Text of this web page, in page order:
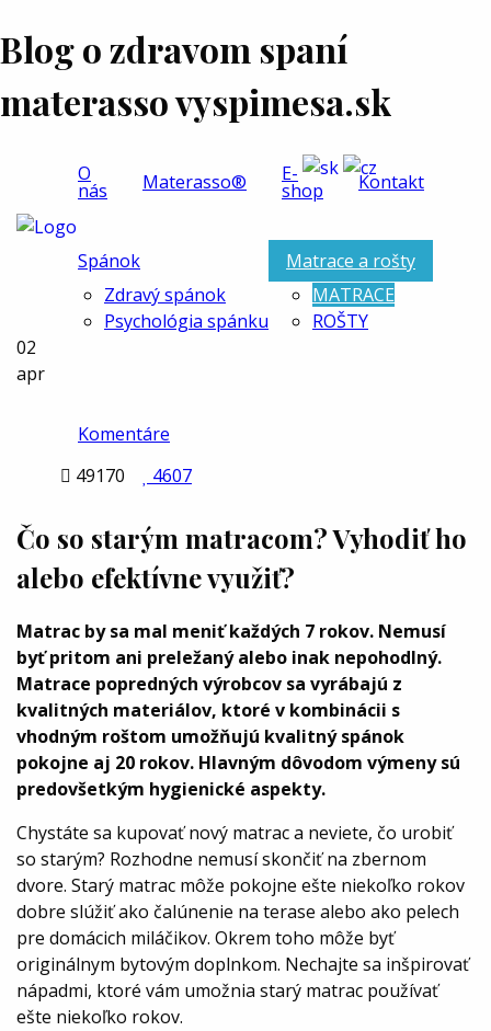
Blog o zdravom spaní
materasso vyspimesa.sk
O
nás Materasso® E-
shop Kontakt
Spánok
Zdravý spánok
Psychológia spánku
Matrace a rošty
MATRACE
ROŠTY
02
apr
Komentáre
 49170 4607
Čo so starým matracom? Vyhodiť ho
alebo efektívne využiť?
Matrac by sa mal meniť každých 7 rokov. Nemusí
byť pritom ani preležaný alebo inak nepohodlný.
Matrace popredných výrobcov sa vyrábajú z
kvalitných materiálov, ktoré v kombinácii s
vhodným roštom umožňujú kvalitný spánok
pokojne aj 20 rokov. Hlavným dôvodom výmeny sú
predovšetkým hygienické aspekty.
Chystáte sa kupovať nový matrac a neviete, čo urobiť
so starým? Rozhodne nemusí skončiť na zbernom
dvore. Starý matrac môže pokojne ešte niekoľko rokov
dobre slúžiť ako čalúnenie na terase alebo ako pelech
pre domácich miláčikov. Okrem toho môže byť
originálnym bytovým doplnkom. Nechajte sa inšpirovať
nápadmi, ktoré vám umožnia starý matrac používať
ešte niekoľko rokov.